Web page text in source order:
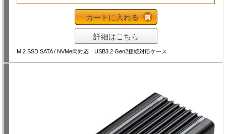
カートに入れる
詳細はこちら
M.2 SSD SATA / NVMe両対応 USB3.2 Gen2接続対応ケース